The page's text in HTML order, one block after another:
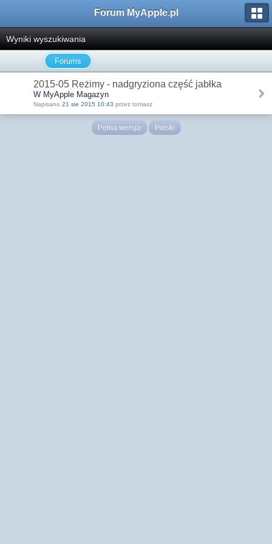
Forum MyApple.pl
Wyniki wyszukiwania
Forums
2015-05 Reżimy - nadgryziona część jabłka
W MyApple Magazyn
Napisano 21 sie 2015 10:43 przez tomasz
Pełna wersja Polski